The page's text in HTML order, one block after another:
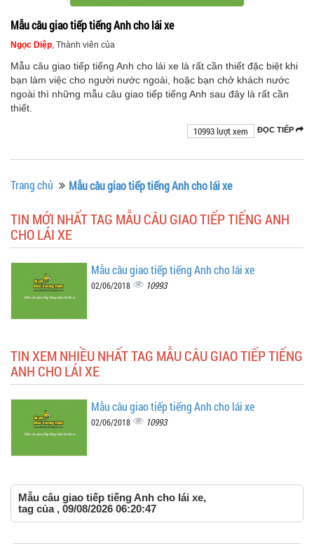
Mẫu câu giao tiếp tiếng Anh cho lái xe
Ngọc Diệp , Thành viên của
Mẫu câu giao tiếp tiếng Anh cho lái xe là rất cần thiết đặc biệt khi
bạn làm việc cho người nước ngoài, hoặc bạn chở khách nước
ngoài thì những mẫu câu giao tiếp tiếng Anh sau đây là rất cần
thiết.
ĐỌC TIẾP
10993 lượt xem
Trang chủ Mẫu câu giao tiếp tiếng Anh cho lái xe
TIN MỚI NHẤT TAG MẪU CÂU GIAO TIẾP TIẾNG ANH
CHO LÁI XE
Mẫu câu giao tiếp tiếng Anh cho lái xe
02/06/2018 10993
TIN XEM NHIỀU NHẤT TAG MẪU CÂU GIAO TIẾP TIẾNG
ANH CHO LÁI XE
Mẫu câu giao tiếp tiếng Anh cho lái xe
02/06/2018 10993
Mẫu câu giao tiếp tiếng Anh cho lái xe,
tag của , 09/08/2026 06:20:47